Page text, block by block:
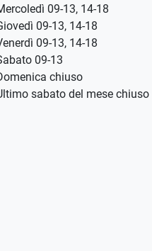
09-13, 14-18
09-13, 14-18
09-13, 14-18
09-13
chiuso
sabato del mese chiuso